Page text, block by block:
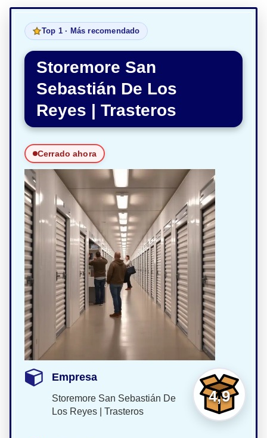
Top 1 · Más recomendado
Storemore San
Sebastián De Los
Reyes | Trasteros
Cerrado ahora
4,9
Empresa
Storemore San Sebastián De
Los Reyes | Trasteros